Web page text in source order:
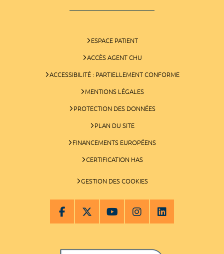
ESPACE PATIENT
ACCÈS AGENT CHU
ACCESSIBILITÉ : PARTIELLEMENT CONFORME
MENTIONS LÉGALES
PROTECTION DES DONNÉES
PLAN DU SITE
FINANCEMENTS EUROPÉENS
CERTIFICATION HAS
GESTION DES COOKIES